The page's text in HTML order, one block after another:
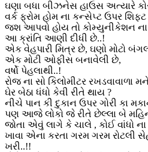
ઘણા બધા બીઝનેસ હાઉસ અત્યારે
વર્ક ફ્રોમ હોમ ના કન્સેપ્ટ ઉપર શિફ્ટ
જશ આપવો હોય તો કોમ્યુનીકેશન
આ ક્રાંતિ આણી દીધી છે..!
એક વેહપારી મિત્ર છે, ઘણો મોટો
એક મોટી ઓફીસ બનાવેલી છે,
વર્ષો પેહલાથી..!
રોજ ના સો કિલોમીટર રખડવાવાળા
ઘેર બેઠા ધંધો કેવી રીતે થાય ?
નીચે પાન કી દુકાન ઉપર ગોરી કા
પણ આજે લોકો જે રીતે છેલ્લા બે
જોતા એવું લાગે કે ચાલે , કોઈ વાંધો
ખાવા એના કરતા ગરમ ગરમ રોટલી
ખરી..!!